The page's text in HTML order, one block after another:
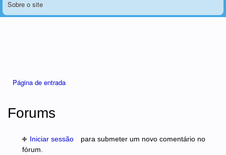
Sobre o site
Página de entrada
Forums
Iniciar sessão
para submeter um novo comentário no
fórum.